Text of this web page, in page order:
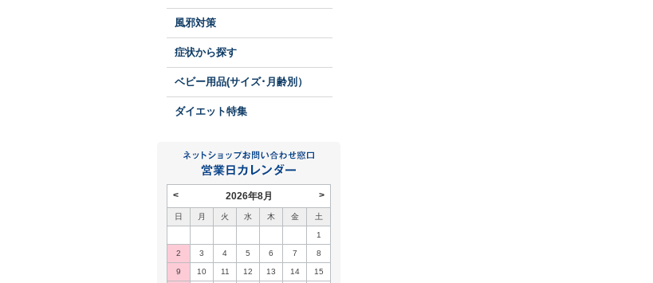
風邪対策
症状から探す
ベビー用品(サイズ･月齢別）
ダイエット特集
< >
2026年8月
日 月 火 水 木 金 土
1
2 3 4 5 6 7 8
9 10 11 12 13 14 15